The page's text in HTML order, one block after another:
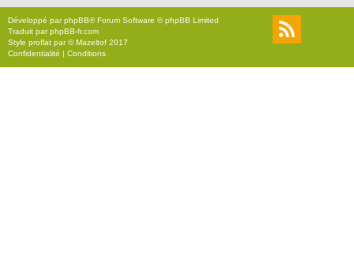
c
r
Développé parphpBB® Forum Software © phpBB Limited
Traduit parphpBB-fr.com
Style proflat par ©Mazeltof 2017
Confidentialité | Conditions